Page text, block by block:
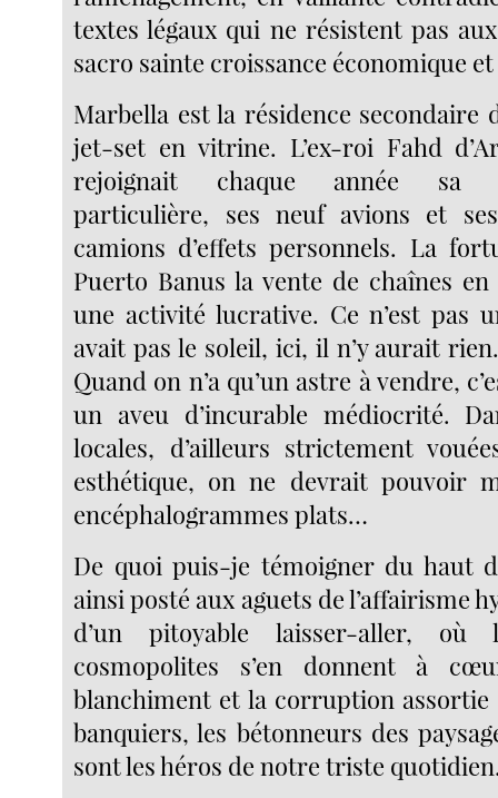
textes légaux qui ne résistent pas
sacro sainte croissance économique et
Marbella est la résidence secondaire
jet-set en vitrine. L’ex-roi Fahd
rejoignait chaque année sa
particulière, ses neuf avions et
camions d’effets personnels. La
Puerto Banus la vente de chaînes
une activité lucrative. Ce n’est pas
avait pas le soleil, ici, il n’y aurait
Quand on n’a qu’un astre à vendre,
un aveu d’incurable médiocrité.
locales, d’ailleurs strictement
esthétique, on ne devrait pouvoir
encéphalogrammes plats…
De quoi puis-je témoigner du haut
ainsi posté aux aguets de l’affairisme
d’un pitoyable laisser-aller, où
cosmopolites s’en donnent à
blanchiment et la corruption assortie
banquiers, les bétonneurs des
sont les héros de notre triste